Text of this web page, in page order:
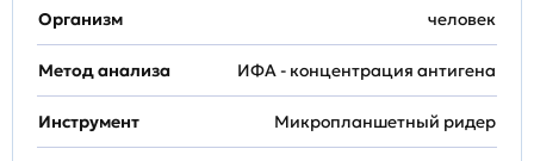
Организм человек
Метод анализа ИФА - концентрация антигена
Инструмент Микропланшетный ридер